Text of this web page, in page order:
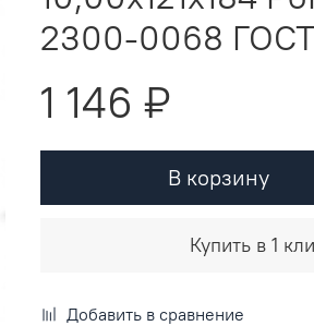
2300-0068
1 146 ₽
В корзину
Купить в 1
Добавить в сравнение